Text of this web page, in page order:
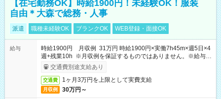
【在宅勤務OK】時給1900円！未経験OK！服装
自由＊大森で総務・人事
派遣 職種未経験OK ブランクOK WEB登録・面接OK
給与
時給1900円 月収例 31万円 時給1900円×実働7h45m×週5日×4
週+残業10h ※月収例を保証するものではありません。※給与即
受取りサービス利用可（利用条件有）
交通費別途支給あり
交通費 1ヶ月3万円を上限として実費支給
月収例 30万円～